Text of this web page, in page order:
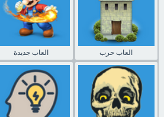
العاب جديدة العاب حرب